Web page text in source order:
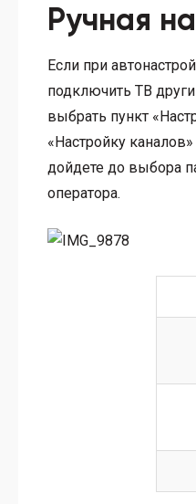
Ручная
Если при
подключить ТВ
выбрать пункт
«Настройку
дойдете до выбора
оператора.